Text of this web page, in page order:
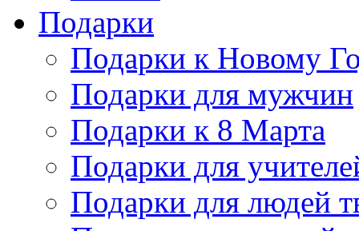
Подарки
Подарки к Новому
Подарки для мужчин
Подарки к 8 Марта
Подарки для
Подарки для людей